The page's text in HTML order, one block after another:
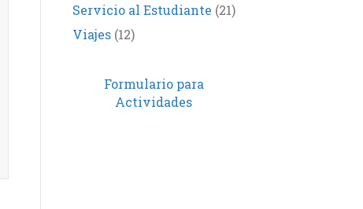
Servicio al Estudiante (21)
Viajes(12)
Formulario para
Actividades